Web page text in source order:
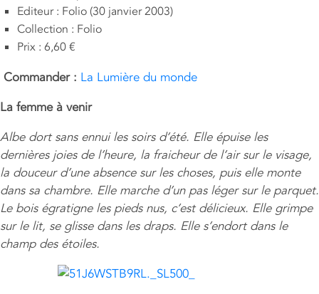
Editeur : Folio (30 janvier 2003)
Collection : Folio
Prix : 6,60 €
Commander : La Lumière du monde
La femme à venir
Albe dort sans ennui les soirs d’été. Elle épuise les
dernières joies de l’heure, la fraicheur de l’air sur le visage,
la douceur d’une absence sur les choses, puis elle monte
dans sa chambre. Elle marche d’un pas léger sur le parquet.
Le bois égratigne les pieds nus, c’est délicieux. Elle grimpe
sur le lit, se glisse dans les draps. Elle s’endort dans le
champ des étoiles.